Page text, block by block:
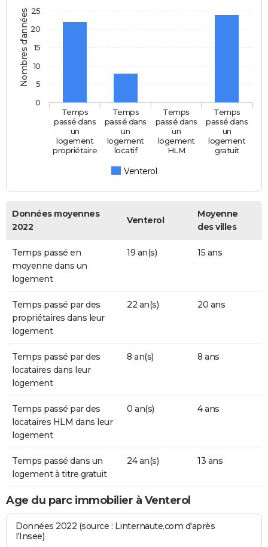
Nombres d'années
Venterol
Temps
passé dans
un
logement
propriétaire
Temps
passé dans
un
logement
locatif
Temps
passé dans
un
logement
HLM
Temps
passé dans
un
logement
gratuit
0
5
10
15
20
25
Données moyennes
2022
Venterol
Moyenne
des villes
Temps passé en
moyenne dans un
logement
19 an(s) 15 ans
Temps passé par des
propriétaires dans leur
logement
22 an(s) 20 ans
Temps passé par des
locataires dans leur
logement
8 an(s) 8 ans
Temps passé par des
locataires HLM dans leur
logement
0 an(s) 4 ans
Temps passé dans un
logement à titre gratuit
24 an(s) 13 ans
Age du parc immobilier à Venterol
Données 2022 (source : Linternaute.com d'après
l'Insee)